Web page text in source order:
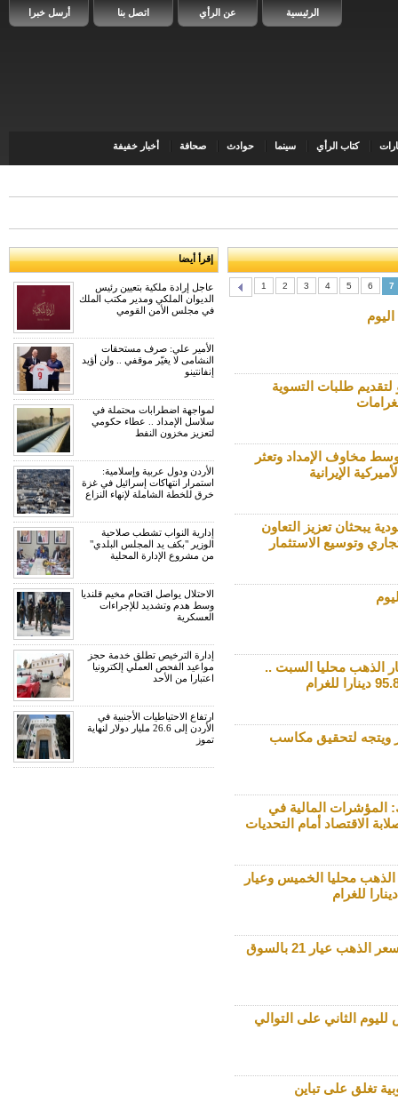
أرسل خبرا اتصل بنا عن الرأي الرئيسية
كتاب الرأي سينما حوادث صحافة أخبار خفيفة
1 2 3 4 5 6 7
لتقديم طلبات التسوية
مخاوف الإمداد وتعثر
الإيرانية
يبحثان تعزيز التعاون
وتوسيع الاستثمار
الذهب محليا السبت ..
ويتجه لتحقيق مكاسب
المؤشرات المالية في
الاقتصاد أمام التحديات
الذهب محليا الخميس وعيار
94.80 دينارا سعر الذهب عيار 21 بالسوق
الثاني على التوالي
تغلق على تباين
إقرأ أيضا
عاجل إرادة ملكية بتعيين رئيس
الديوان الملكي ومدير مكتب الملك
في مجلس الأمن القومي
الأمير علي: صرف مستحقات
النشامى لا يغيّر موقفي .. ولن أؤيد
إنفانتينو
لمواجهة اضطرابات محتملة في
سلاسل الإمداد .. عطاء حكومي
لتعزيز مخزون النفط
الأردن ودول عربية وإسلامية:
استمرار انتهاكات إسرائيل في غزة
خرق للخطة الشاملة لإنهاء النزاع
إدارية النواب تشطب صلاحية
الوزير "بكف يد المجلس البلدي"
من مشروع الإدارة المحلية
الاحتلال يواصل اقتحام مخيم قلنديا
وسط هدم وتشديد للإجراءات
العسكرية
إدارة الترخيص تطلق خدمة حجز
مواعيد الفحص العملي إلكترونيا
اعتبارا من الأحد
ارتفاع الاحتياطيات الأجنبية في
الأردن إلى 26.6 مليار دولار لنهاية
تموز